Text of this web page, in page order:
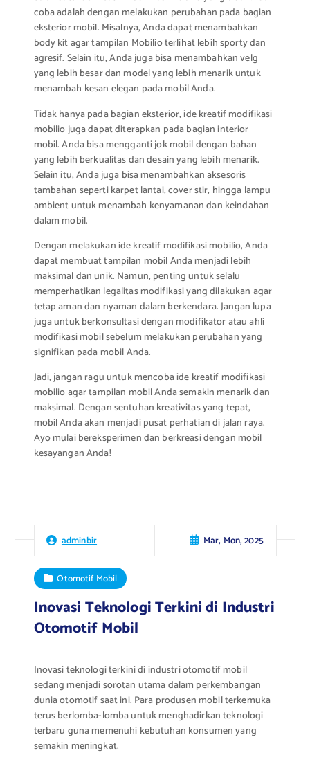
coba adalah dengan melakukan perubahan pada bagian
eksterior mobil. Misalnya, Anda dapat menambahkan
body kit agar tampilan Mobilio terlihat lebih sporty dan
agresif. Selain itu, Anda juga bisa menambahkan velg
yang lebih besar dan model yang lebih menarik untuk
menambah kesan elegan pada mobil Anda.
Tidak hanya pada bagian eksterior, ide kreatif modifikasi
mobilio juga dapat diterapkan pada bagian interior
mobil. Anda bisa mengganti jok mobil dengan bahan
yang lebih berkualitas dan desain yang lebih menarik.
Selain itu, Anda juga bisa menambahkan aksesoris
tambahan seperti karpet lantai, cover stir, hingga lampu
ambient untuk menambah kenyamanan dan keindahan
dalam mobil.
Dengan melakukan ide kreatif modifikasi mobilio, Anda
dapat membuat tampilan mobil Anda menjadi lebih
maksimal dan unik. Namun, penting untuk selalu
memperhatikan legalitas modifikasi yang dilakukan agar
tetap aman dan nyaman dalam berkendara. Jangan lupa
juga untuk berkonsultasi dengan modifikator atau ahli
modifikasi mobil sebelum melakukan perubahan yang
signifikan pada mobil Anda.
Jadi, jangan ragu untuk mencoba ide kreatif modifikasi
mobilio agar tampilan mobil Anda semakin menarik dan
maksimal. Dengan sentuhan kreativitas yang tepat,
mobil Anda akan menjadi pusat perhatian di jalan raya.
Ayo mulai bereksperimen dan berkreasi dengan mobil
kesayangan Anda!
adminbir Mar, Mon, 2025
Otomotif Mobil
Inovasi Teknologi Terkini di Industri
Otomotif Mobil
Inovasi teknologi terkini di industri otomotif mobil
sedang menjadi sorotan utama dalam perkembangan
dunia otomotif saat ini. Para produsen mobil terkemuka
terus berlomba-lomba untuk menghadirkan teknologi
terbaru guna memenuhi kebutuhan konsumen yang
semakin meningkat.